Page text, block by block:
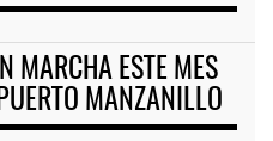
MARCHA ESTE MES
MANZANILLO